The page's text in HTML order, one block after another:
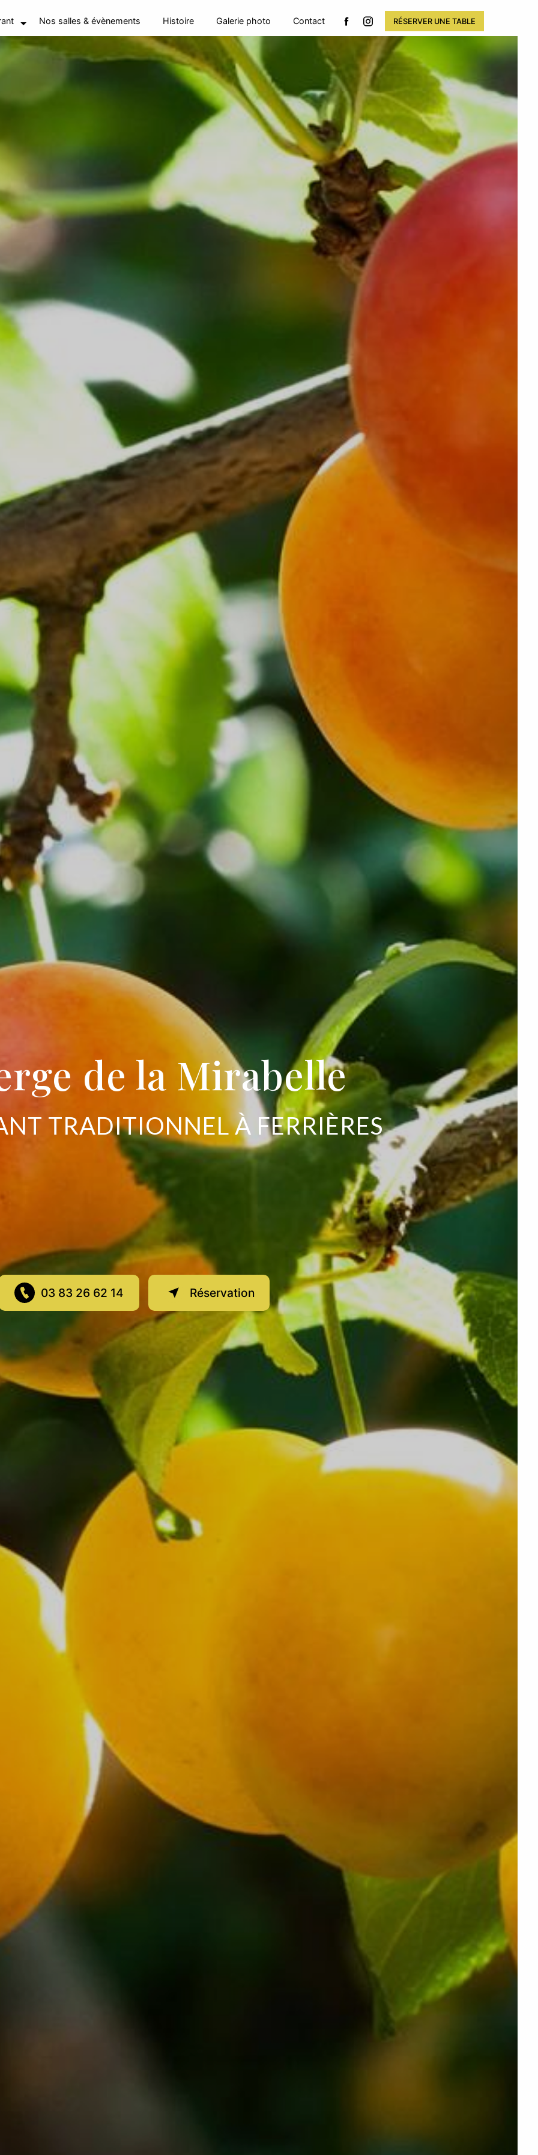
Nos salles & évènements Histoire Galerie photo Contact RÉSERVER UNE TABLE
de la Mirabelle
TRADITIONNEL À FERRIÈRES
03 83 26 62 14 Réservation